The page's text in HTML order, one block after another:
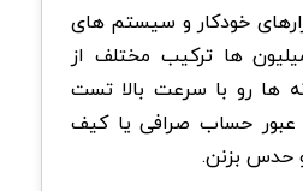
خودکار و سیستم های
ها ترکیب مختلف از
ها رو با سرعت بالا تست
عبور حساب صرافی یا کیف
حدس بزنن.